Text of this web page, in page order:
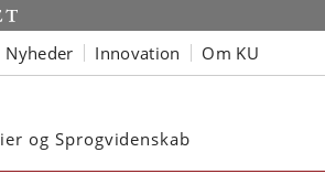
Nyheder Innovation Om KU
og Sprogvidenskab